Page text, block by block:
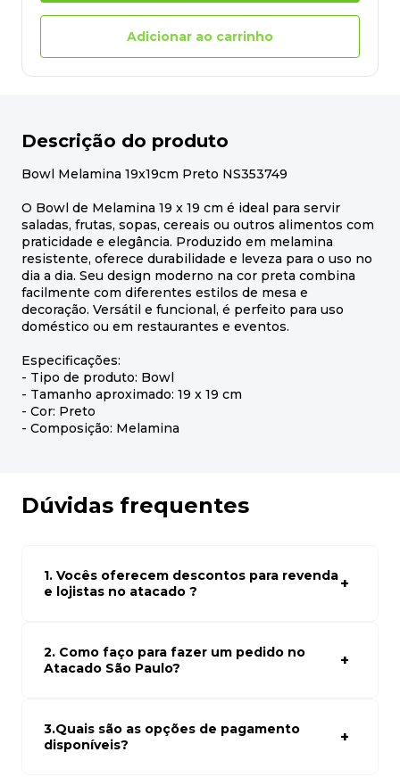
Adicionar ao carrinho
Descrição do produto
Bowl Melamina 19x19cm Preto NS353749
O Bowl de Melamina 19 x 19 cm é ideal para servir
saladas, frutas, sopas, cereais ou outros alimentos com
praticidade e elegância. Produzido em melamina
resistente, oferece durabilidade e leveza para o uso no
dia a dia. Seu design moderno na cor preta combina
facilmente com diferentes estilos de mesa e
decoração. Versátil e funcional, é perfeito para uso
doméstico ou em restaurantes e eventos.
Especificações:
- Tipo de produto: Bowl
- Tamanho aproximado: 19 x 19 cm
- Cor: Preto
- Composição: Melamina
Dúvidas frequentes
1. Vocês oferecem descontos para revenda
e lojistas no atacado ?
atacado empresas e compre com os melhores preços
para seu modelo de negócio
2. Como faço para fazer um pedido no
Atacado São Paulo?
carrinho. Em seguida, siga as instruções para finalizar a
compra. Se precisar de ajuda, nossa equipe de suporte
está à disposição para auxiliá-lo.
3.Quais são as opções de pagamento
disponíveis?